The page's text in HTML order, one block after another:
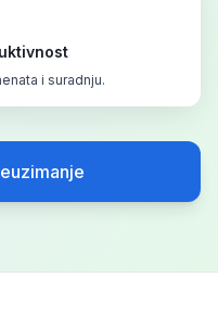
i suradnju.